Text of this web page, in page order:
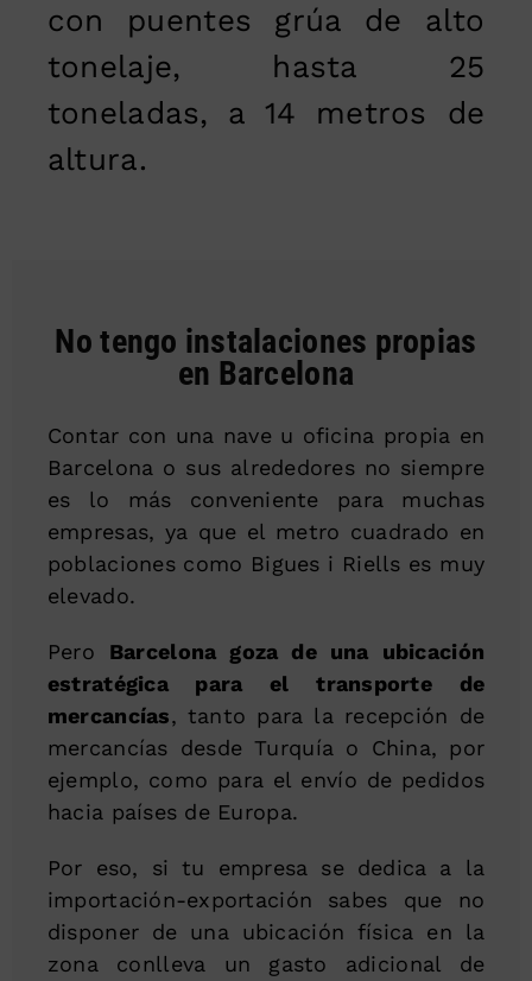
con puentes grúa de alto
tonelaje, hasta 25
toneladas, a 14 metros de
altura.
No tengo instalaciones propias
en Barcelona
Contar con una nave u oficina propia en
Barcelona o sus alrededores no siempre
es lo más conveniente para muchas
empresas, ya que el metro cuadrado en
poblaciones como Bigues i Riells es muy
elevado.
Pero Barcelona goza de una ubicación
estratégica para el transporte de
mercancías, tanto para la recepción de
mercancías desde Turquía o China, por
ejemplo, como para el envío de pedidos
hacia países de Europa.
Por eso, si tu empresa se dedica a la
importación-exportación sabes que no
disponer de una ubicación física en la
zona conlleva un gasto adicional de